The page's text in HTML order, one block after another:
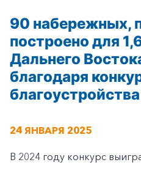
90 набережных,
построено для
Дальнего
благодаря
24 ЯНВАРЯ 2025
В 2024 году конкурс